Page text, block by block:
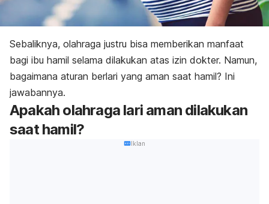
Sebaliknya, olahraga justru bisa memberikan manfaat
bagi ibu hamil selama dilakukan atas izin dokter. Namun,
bagaimana aturan berlari yang aman saat hamil? Ini
jawabannya.
Apakah olahraga lari aman dilakukan
saat hamil?
Iklan